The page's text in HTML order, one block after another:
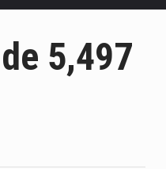
en mayo de…
los productos fabricados…
el 5 de agosto de 2026…
5,497